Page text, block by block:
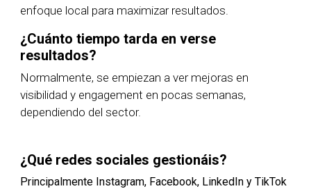
enfoque local para maximizar resultados.
¿Cuánto tiempo tarda en verse
resultados?
Normalmente, se empiezan a ver mejoras en
visibilidad y engagement en pocas semanas,
dependiendo del sector.
¿Qué redes sociales gestionáis?
Principalmente Instagram, Facebook, LinkedIn y TikTok